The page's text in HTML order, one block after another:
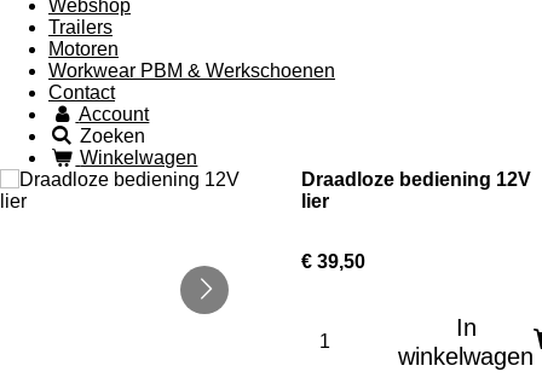
Webshop
Trailers
Motoren
Workwear PBM & Werkschoenen
Contact
Account
Zoeken
Winkelwagen
Draadloze bediening 12V
lier
€ 39,50
In
winkelwagen